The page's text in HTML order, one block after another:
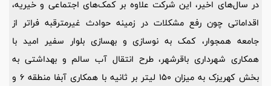
در سال‌های اخیر، این شرکت علاوه بر کمک‌های اجتماعی و خیریه،
اقداماتی چون رفع مشکلات در زمینه حوادث غیرمترقبه فراتر از
جامعه همجوار، کمک به نوسازی و بهسازی بلوار سفیر امید با
همکاری شهرداری باقرشهر، طرح انتقال آب سالم و بهداشتی به
بخش کهریزک به میزان 150 لیتر بر ثانیه با همکاری آبفا منطقه 6 و